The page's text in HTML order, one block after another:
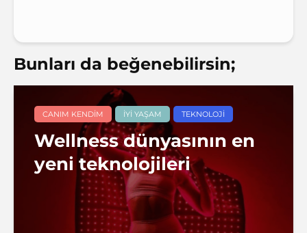
Bunları da beğenebilirsin;
CANIM KENDIM İYI YAŞAM TEKNOLOJI
Wellness dünyasının en
yeni teknolojileri